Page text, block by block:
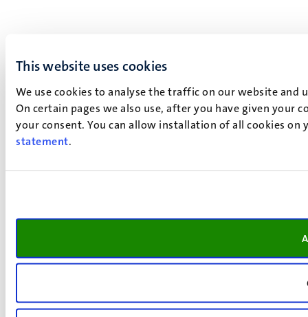
This website uses cookies
We use cookies to analyse the traffic on our website
On certain pages we also use, after you have given your
your consent. You can allow installation of all cookies
statement.